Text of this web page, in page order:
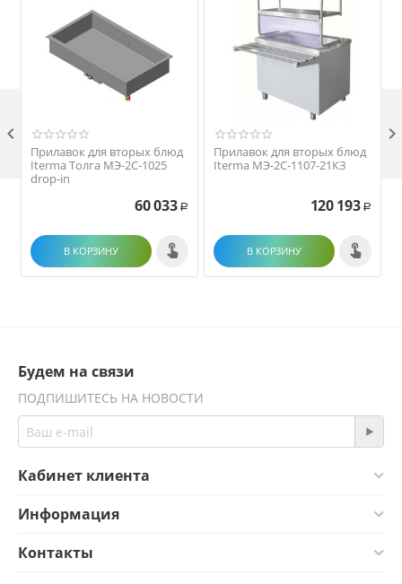
Прилавок для вторых блюд
Iterma Толга МЭ-2С-1025
drop-in
60 033 Р
В КОРЗИНУ
Прилавок для вторых блюд
Iterma МЭ-2С-1107-21КЗ
120 193 Р
В КОРЗИНУ
 
Будем на связи
ПОДПИШИТЕСЬ НА НОВОСТИ
Кабинет клиента
Информация
Контакты